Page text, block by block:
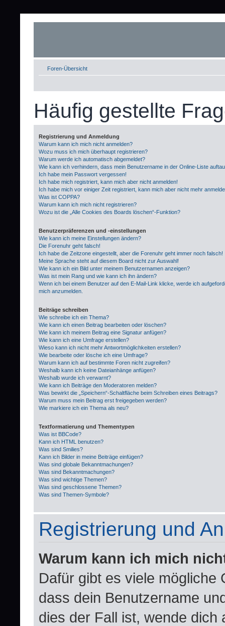
Foren-Übersicht
Häufig gestellte
Registrierung und Anmeldung
Warum kann ich mich nicht anmelden?
Wozu muss ich mich überhaupt registrieren?
Warum werde ich automatisch abgemeldet?
Wie kann ich verhindern, dass mein Benutzername in der Online-Liste
Ich habe mein Passwort vergessen!
Ich habe mich registriert, kann mich aber nicht anmelden!
Ich habe mich vor einiger Zeit registriert, kann mich aber nicht mehr
Was ist COPPA?
Warum kann ich mich nicht registrieren?
Wozu ist die „Alle Cookies des Boards löschen“-Funktion?
Benutzerpräferenzen und -einstellungen
Wie kann ich meine Einstellungen ändern?
Die Forenuhr geht falsch!
Ich habe die Zeitzone eingestellt, aber die Forenuhr geht immer noch falsch!
Meine Sprache steht auf diesem Board nicht zur Auswahl!
Wie kann ich ein Bild unter meinem Benutzernamen anzeigen?
Was ist mein Rang und wie kann ich ihn ändern?
Wenn ich bei einem Benutzer auf den E-Mail-Link klicke, werde ich
mich anzumelden.
Beiträge schreiben
Wie schreibe ich ein Thema?
Wie kann ich einen Beitrag bearbeiten oder löschen?
Wie kann ich meinem Beitrag eine Signatur anfügen?
Wie kann ich eine Umfrage erstellen?
Wieso kann ich nicht mehr Antwortmöglichkeiten erstellen?
Wie bearbeite oder lösche ich eine Umfrage?
Warum kann ich auf bestimmte Foren nicht zugreifen?
Weshalb kann ich keine Dateianhänge anfügen?
Weshalb wurde ich verwarnt?
Wie kann ich Beiträge den Moderatoren melden?
Was bewirkt die „Speichern“-Schaltfläche beim Schreiben eines Beitrags?
Warum muss mein Beitrag erst freigegeben werden?
Wie markiere ich ein Thema als neu?
Textformatierung und Thementypen
Was ist BBCode?
Kann ich HTML benutzen?
Was sind Smilies?
Kann ich Bilder in meine Beiträge einfügen?
Was sind globale Bekanntmachungen?
Was sind Bekanntmachungen?
Was sind wichtige Themen?
Was sind geschlossene Themen?
Was sind Themen-Symbole?
Registrierung und
Warum kann ich mich
Dafür gibt es viele mögliche
dass dein Benutzername
dies der Fall ist, wende dich